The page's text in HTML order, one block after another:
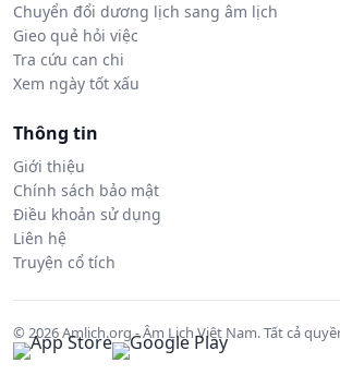
Chuyển đổi dương lịch sang âm lịch
Gieo quẻ hỏi việc
Tra cứu can chi
Xem ngày tốt xấu
Thông tin
Giới thiệu
Chính sách bảo mật
Điều khoản sử dụng
Liên hệ
Truyện cổ tích
© 2026 Amlich.org - Âm Lịch Việt Nam. Tất cả